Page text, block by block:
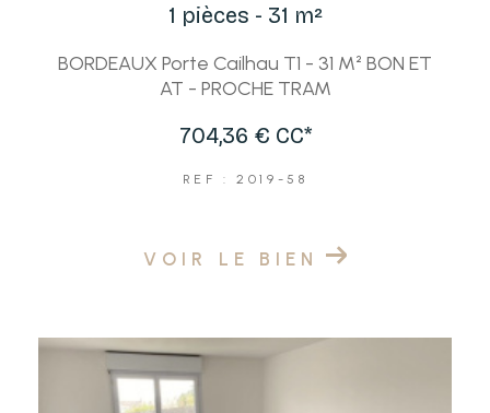
1 pièces - 31 m²
BORDEAUX Porte Cailhau T1 - 31 M² BON ET
AT - PROCHE TRAM
704,36 € CC*
REF : 2019-58
VOIR LE BIEN